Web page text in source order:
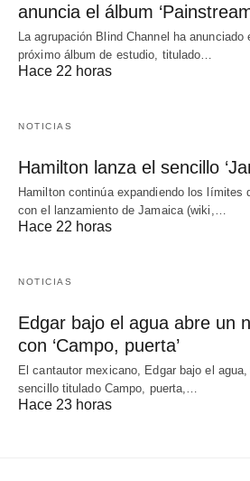
anuncia el álbum
La agrupación Blind Channel ha
próximo álbum de estudio, titulado…
Hace 22 horas
NOTICIAS
Hamilton lanza el sencillo
Hamilton continúa expandiendo los límites
con el lanzamiento de Jamaica (wiki,…
Hace 22 horas
NOTICIAS
Edgar bajo el agua abre un
con ‘Campo, puerta’
El cantautor mexicano, Edgar bajo el
sencillo titulado Campo, puerta,…
Hace 23 horas